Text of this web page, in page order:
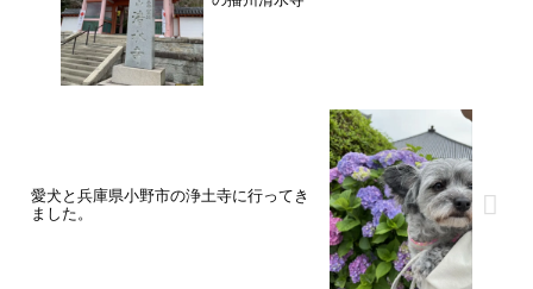
愛犬と兵庫県小野市の浄土寺に行ってき
ました。